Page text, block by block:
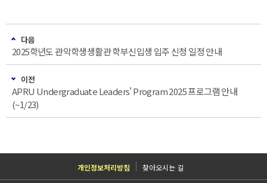
다음
2025학년도 관악학생생활관 학부신입생 입주 신청 일정 안내
이전
APRU Undergraduate Leaders' Program 2025 프로그램 안내
(~1/23)
개인정보처리방침 찾아오시는 길